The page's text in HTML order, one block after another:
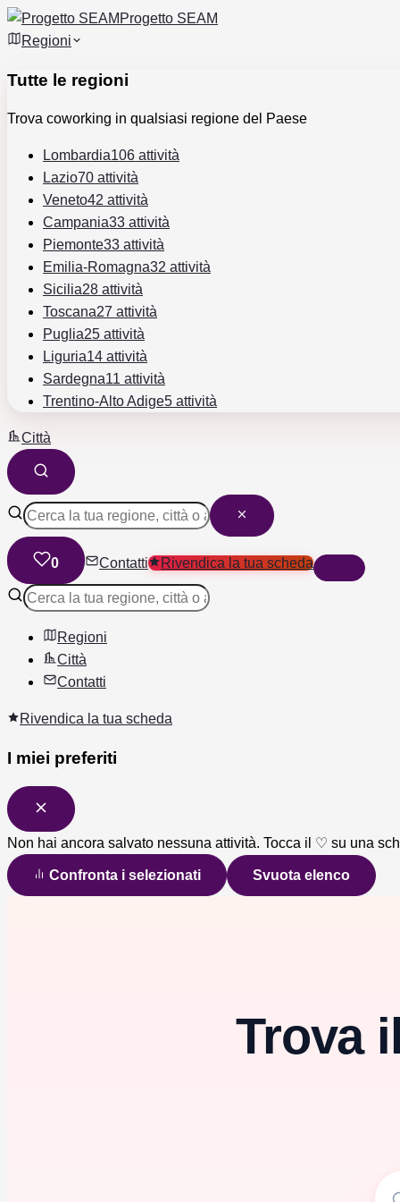
Progetto SEAM
Regioni
Tutte le regioni
Trova coworking in qualsiasi regione del Paese
Lombardia106 attività
Lazio70 attività
Veneto42 attività
Campania33 attività
Piemonte33 attività
Emilia-Romagna32 attività
Sicilia28 attività
Toscana27 attività
Puglia25 attività
Liguria14 attività
Sardegna11 attività
Trentino-Alto Adige5 attività
Città
0 Contatti Rivendica la tua scheda
Regioni
Città
Contatti
Rivendica la tua scheda
I miei preferiti
Non hai ancora salvato nessuna attività. Tocca il ♡ su una
Confronta i selezionati Svuota elenco
Trova